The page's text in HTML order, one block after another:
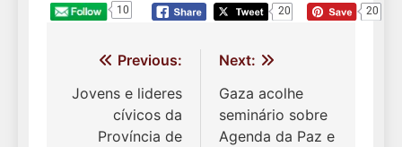
10 20 20
Navegação
de
Post
Previous:
Jovens e lideres
cívicos da
Província de
Next:
Gaza acolhe
seminário sobre
Agenda da Paz e